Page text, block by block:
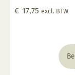
€ 17,75 excl. BTW